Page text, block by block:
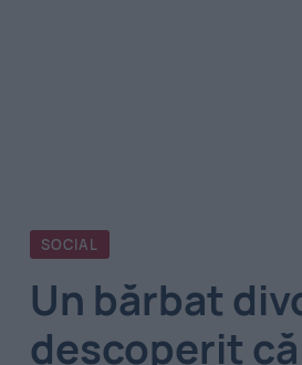
SOCIAL
Un bărbat
descoperit